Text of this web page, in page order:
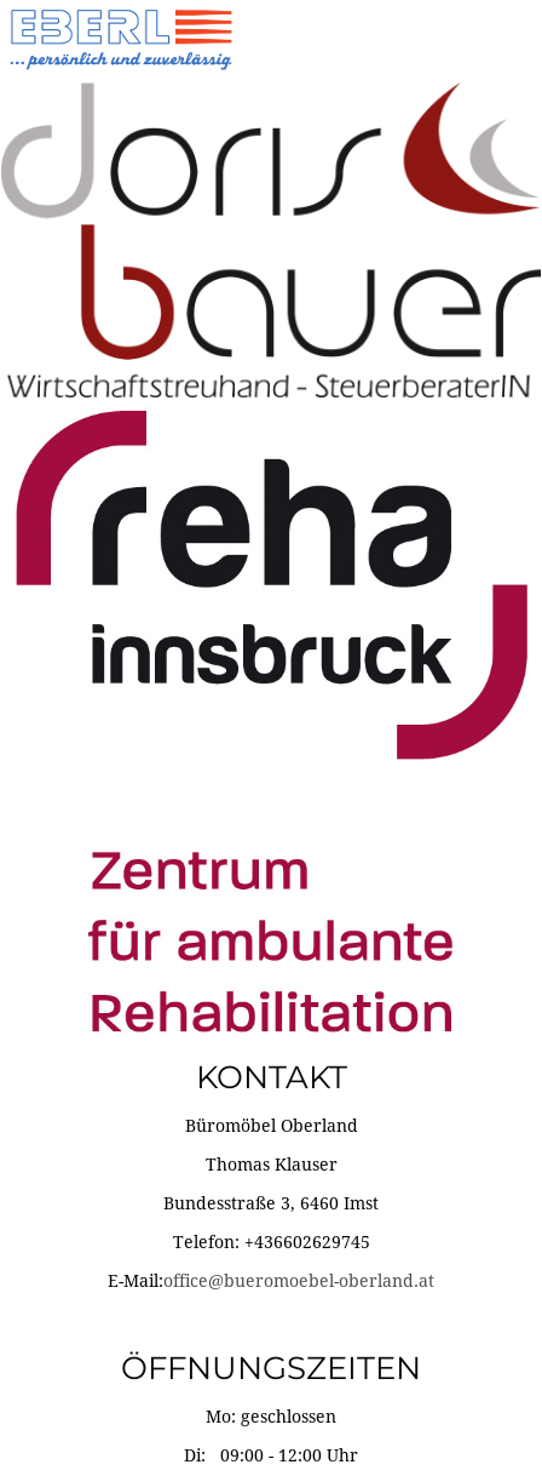
KONTAKT
Büromöbel Oberland
Thomas Klauser
Bundesstraße 3, 6460 Imst
Telefon: +436602629745
E-Mail:office@bueromoebel-oberland.at
ÖFFNUNGSZEITEN
Mo: geschlossen
Di: 09:00 - 12:00 Uhr